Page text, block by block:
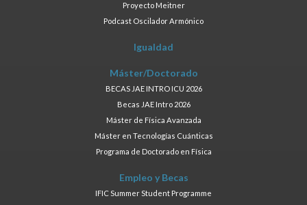
Proyecto Meitner
Podcast Oscilador Armónico
Igualdad
Máster/Doctorado
BECAS JAE INTRO ICU 2026
Becas JAE Intro 2026
Máster de Física Avanzada
Máster en Tecnologías Cuánticas
Programa de Doctorado en Física
Empleo y Becas
IFIC Summer Student Programme